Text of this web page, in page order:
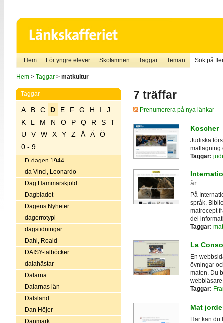
Hem För yngre elever Skolämnen Taggar Teman Sök på
Hem> Taggar> matkultur
Taggar
A B C D E F G H I
J
K
L M N O P Q R S
T
U
V W X Y Z Å Ä
Ö
0 - 9
D-dagen 1944
da Vinci, Leonardo
Dag Hammarskjöld
Dagbladet
Dagens Nyheter
dagerrotypi
dagstidningar
Dahl, Roald
DAISY-talböcker
dalahästar
Dalarna
Dalarnas län
Dalsland
Dan Höjer
Danmark
7 träffar
Prenumerera på nya länkar
Koscher
Judiska
matlagning
Taggar:
år
På
språk.
matrecept
del
Taggar: mat
La
En
övningar
maten. Du
webbläsare.
Taggar:
Mat
Här kan du